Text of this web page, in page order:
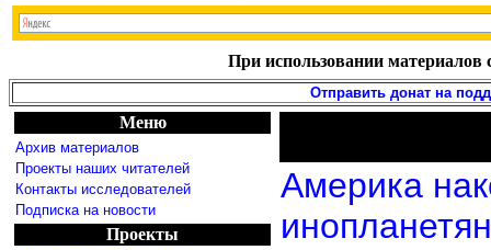
При использовании материалов
Отправить донат на
Меню
Архив материалов
Проекты наших читателей
Контакты исследователей
Подписка на новости
Проекты
Америка
инопланетян